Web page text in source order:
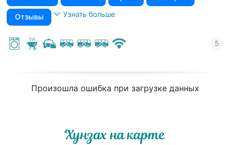
Отзывы Узнать больше
Произошла ошибка при загрузке данных
Хунзах на карте